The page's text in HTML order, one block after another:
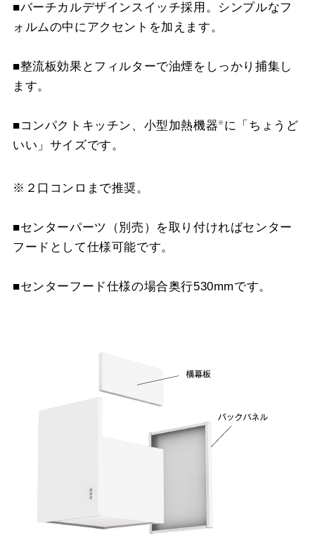
XAI-CP6060 S ¥37,180（税抜価格 ￥
XAI-CP6040 SI
XAI-CP6060 BK ¥22,990（税抜価格 ￥
スクロールできます
スクロールできます
■バーチカルデザインスイッチ採用。シンプルなフ
ォルムの中にアクセントを加えます。
■整流板効果とフィルターで油煙をしっかり捕集し
ます。
■コンパクトキッチン、小型加熱機器 ※ に「ちょうど
いい」サイズです。
※２口コンロまで推奨。
■センターパーツ（別売）を取り付ければセンター
フードとして仕様可能です。
■センターフード仕様の場合奥行530mmです。